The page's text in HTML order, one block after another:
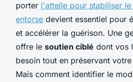
porter l'attelle pour stabiliser
entorse devient essentiel pour
et accélérer la guérison. Une
offre le soutien ciblé dont vos
besoin tout en préservant
Mais comment identifier le